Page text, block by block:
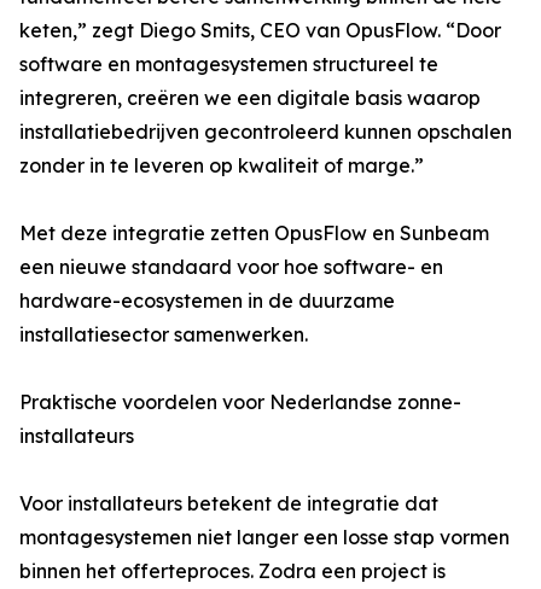
keten,” zegt Diego Smits, CEO van OpusFlow. “Door
software en montagesystemen structureel te
integreren, creëren we een digitale basis waarop
installatiebedrijven gecontroleerd kunnen opschalen
zonder in te leveren op kwaliteit of marge.”
Met deze integratie zetten OpusFlow en Sunbeam
een nieuwe standaard voor hoe software- en
hardware-ecosystemen in de duurzame
installatiesector samenwerken.
Praktische voordelen voor Nederlandse zonne-
installateurs
Voor installateurs betekent de integratie dat
montagesystemen niet langer een losse stap vormen
binnen het offerteproces. Zodra een project is